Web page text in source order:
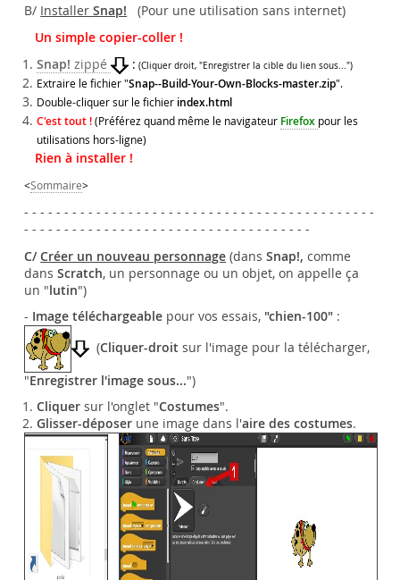
B/ InstallerSnap! (Pour une utilisation sans internet)
Un simple copier-coller !
Snap! zippé : (Cliquer droit, "Enregistrer la cible du lien sous...")
Extraire le fichier "Snap--Build-Your-Own-Blocks-master.zip".
Double-cliquer sur le fichier index.html
C'est tout !(Préférez quand même le navigateur Firefox pour les
utilisations hors-ligne)
Rien à installer !
<Sommaire>
- - - - - - - - - - - - - - - - - - - - - - - - - - - - - - - - - - - - - - - - - - - -
- - - - - - - - - - - - - - - - - - - - - - - - - - - - - - - - - - - -
C/Créer un nouveau personnage (dansSnap!, comme
dansScratch, un personnage ou un objet, on appelle ça
un "lutin")
- Image téléchargeable pour vos essais, "chien-100" :
(Cliquer-droit sur l'image pour la télécharger,
"Enregistrer l'image sous...")
Cliquer sur l'onglet "Costumes".
Glisser-déposerune image dans l'aire des costumes.